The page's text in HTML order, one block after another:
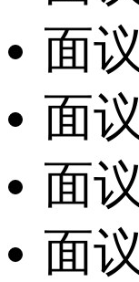
面议
面议
面议
面议